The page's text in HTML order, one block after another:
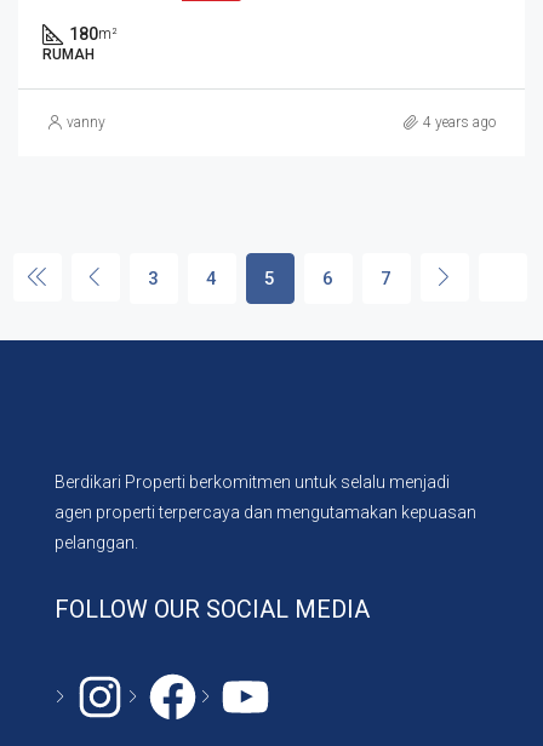
180m²
RUMAH
vanny 4 years ago
3 4 5 6 7
Berdikari Properti berkomitmen untuk selalu menjadi
agen properti terpercaya dan mengutamakan kepuasan
pelanggan.
FOLLOW OUR SOCIAL MEDIA
Instagram
# YouTube